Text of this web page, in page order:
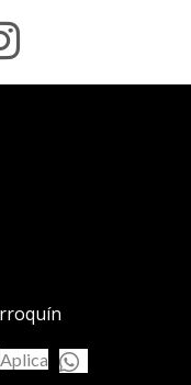
Aplicade privacidad